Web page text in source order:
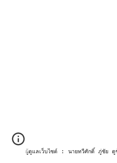
ผู้ดูแลเว็บไซต์ : นายทวีศักดิ์ ภู่ชัย ดู